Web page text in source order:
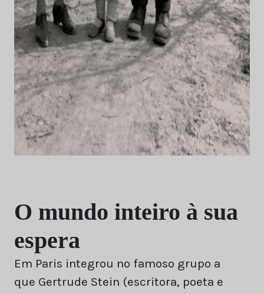
O mundo inteiro à sua
espera
Em Paris integrou no famoso grupo a
que Gertrude Stein (escritora, poeta e